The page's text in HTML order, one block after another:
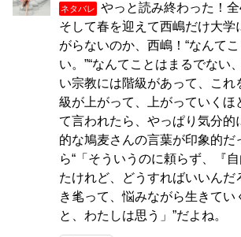
ネタバレ
やっと読み終わった！
そして春を迎えて西嶋だけ大学
がらないのか、西嶋！“なんて
い。”“なんてことはまるでない
い宗教には階級があって、これ
級が上がって、上がっていくほ
て言われたら、やっぱり気分的
的な鳩麦さんの言葉が印象的だ
ら“「そういうのに頼らず、『
たけれど、どうすればいいんだ
き毟って、悩みながら生きてい
と、わたしは思う」”だよね。